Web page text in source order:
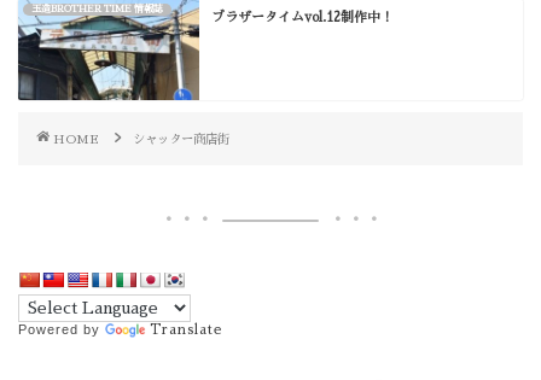
玉造BROTHER TIME 情報誌
ブラザータイムvol.12制作中！
HOME シャッター商店街
Powered by Translate